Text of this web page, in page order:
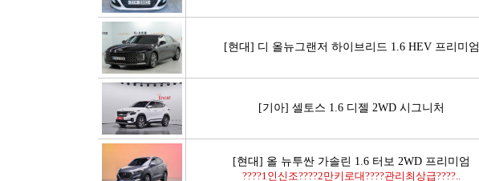
[현대] 디 올뉴그랜저 하이브리드 1.6 HEV 프리미엄
[기아] 셀토스 1.6 디젤 2WD 시그니처
[현대] 올 뉴투싼 가솔린 1.6 터보 2WD 프리미엄
????1인신조????2만키로대????관리최상급????..